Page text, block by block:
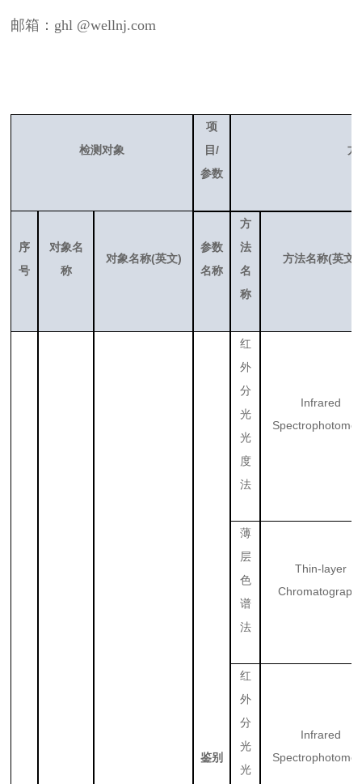
邮箱：ghl @wellnj.com
检测对象
项
目/
参数
方
序
号
对象名
称
对象名称(英文)
参数
名称
方
法
名
称
方法名称(英文
鉴别
红
外
分
光
光
度
法
Infrared
薄
层
色
谱
法
Thin-layer
红
外
分
光
光
Infrared